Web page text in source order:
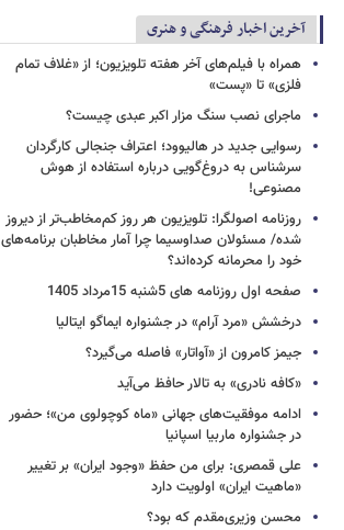
آخرین اخبار فرهنگی و هنری
همراه با فیلم‌های آخر هفته تلویزیون؛ از «غلاف تمام
فلزی» تا «پست»
ماجرای نصب سنگ مزار اکبر عبدی چیست؟
رسوایی جدید در هالیوود؛ اعتراف جنجالی کارگردان
سرشناس به دروغ‌گویی درباره استفاده از هوش
مصنوعی!
روزنامه اصولگرا: تلویزیون هر روز کم‌مخاطب‌تر از دیروز
شده/ مسئولان صداوسیما چرا آمار مخاطبان برنامه‌های
خود را محرمانه کرده‌اند؟
صفحه اول روزنامه های 5شنبه 15مرداد 1405
درخشش «مرد آرام» در جشنواره ایماگو ایتالیا
جیمز کامرون از «آواتار» فاصله می‌گیرد؟
«کافه نادری» به تالار حافظ می‌آید
ادامه موفقیت‌های جهانی «ماه کوچولوی من»؛ حضور
در جشنواره ماربیا اسپانیا
علی قمصری: برای من حفظ «وجود ایران» بر تغییر
«ماهیت ایران» اولویت دارد
محسن وزیری‌مقدم که بود؟